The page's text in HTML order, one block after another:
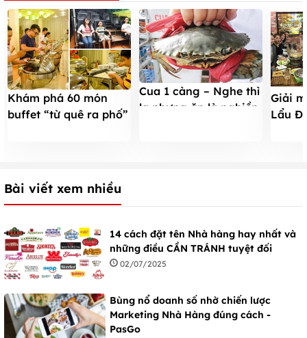
Khám phá 60 món
buffet “từ quê ra phố”
Cua 1 càng – Nghe thì
lạ nhưng ăn là nghiền
Giải
Lẩu
Bài viết xem nhiều
14 cách đặt tên Nhà hàng hay nhất và
những điều CẦN TRÁNH tuyệt đối
02/07/2025
Bùng nổ doanh số nhờ chiến lược
Marketing Nhà Hàng đúng cách -
PasGo